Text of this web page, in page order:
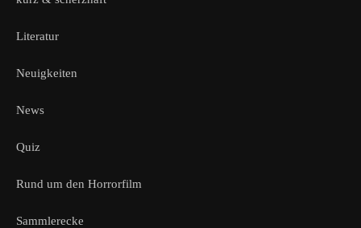
Literatur
Neuigkeiten
News
Quiz
Rund um den Horrorfilm
Sammlerecke